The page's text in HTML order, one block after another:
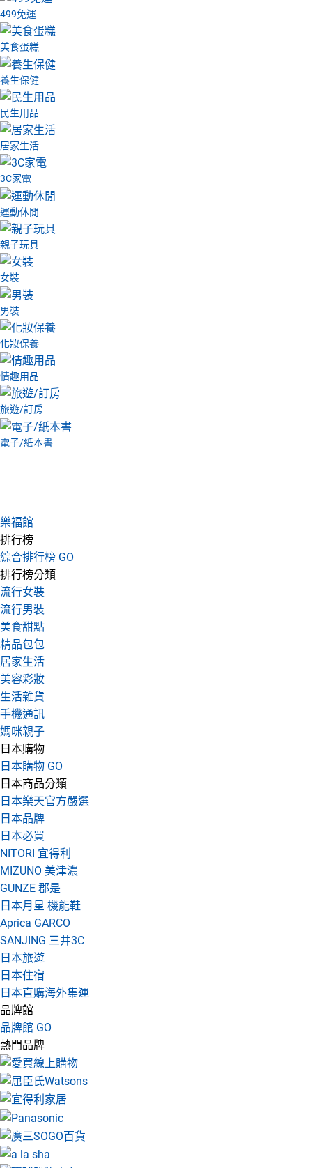
499免運
美食蛋糕
養生保健
民生用品
居家生活
3C家電
運動休閒
親子玩具
女裝
男裝
化妝保養
情趣用品
旅遊/訂房
電子/紙本書
樂福館
排行榜
綜合排行榜 GO
排行榜分類
流行女裝
流行男裝
美食甜點
精品包包
居家生活
美容彩妝
生活雜貨
手機通訊
媽咪親子
日本購物
日本購物 GO
日本商品分類
日本樂天官方嚴選
日本品牌
日本必買
NITORI 宜得利
MIZUNO 美津濃
GUNZE 郡是
日本月星 機能鞋
Aprica GARCO
SANJING 三井3C
日本旅遊
日本住宿
日本直購海外集運
品牌館
品牌館 GO
熱門品牌